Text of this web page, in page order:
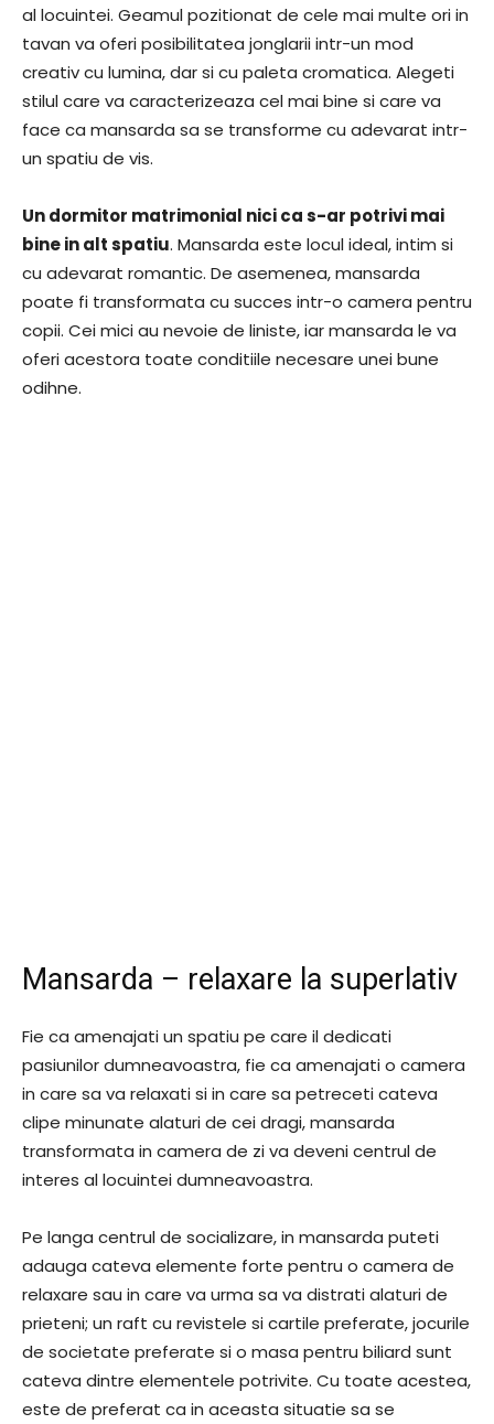
al locuintei. Geamul pozitionat de cele mai multe ori in
tavan va oferi posibilitatea jonglarii intr-un mod
creativ cu lumina, dar si cu paleta cromatica. Alegeti
stilul care va caracterizeaza cel mai bine si care va
face ca mansarda sa se transforme cu adevarat intr-
un spatiu de vis.
Un dormitor matrimonial nici ca s-ar potrivi mai
bine in alt spatiu. Mansarda este locul ideal, intim si
cu adevarat romantic. De asemenea, mansarda
poate fi transformata cu succes intr-o camera pentru
copii. Cei mici au nevoie de liniste, iar mansarda le va
oferi acestora toate conditiile necesare unei bune
odihne.
Mansarda – relaxare la superlativ
Fie ca amenajati un spatiu pe care il dedicati
pasiunilor dumneavoastra, fie ca amenajati o camera
in care sa va relaxati si in care sa petreceti cateva
clipe minunate alaturi de cei dragi, mansarda
transformata in camera de zi va deveni centrul de
interes al locuintei dumneavoastra.
Pe langa centrul de socializare, in mansarda puteti
adauga cateva elemente forte pentru o camera de
relaxare sau in care va urma sa va distrati alaturi de
prieteni; un raft cu revistele si cartile preferate, jocurile
de societate preferate si o masa pentru biliard sunt
cateva dintre elementele potrivite. Cu toate acestea,
este de preferat ca in aceasta situatie sa se